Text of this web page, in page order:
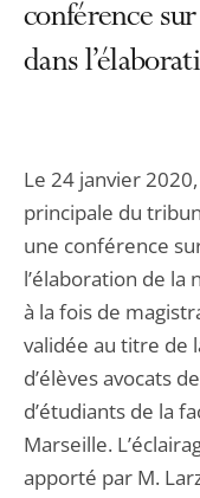
conférence
dans
Le 24 janvier
principale du
une conférence
l’élaboration de la
à la fois de
validée au titre de
d’élèves avocats
d’étudiants de la
Marseille.
apporté par M.